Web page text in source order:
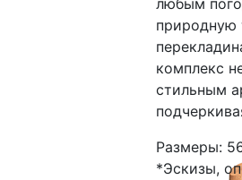
любым
природную
комплекс
стильным
Размеры:
*Эскизы,